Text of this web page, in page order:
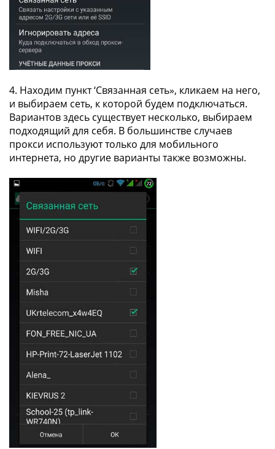
4. Находим пункт ‘Связанная сеть», кликаем на него,
и выбираем сеть, к которой будем подключаться.
Вариантов здесь существует несколько, выбираем
подходящий для себя. В большинстве случаев
прокси используют только для мобильного
интернета, но другие варианты также возможны.